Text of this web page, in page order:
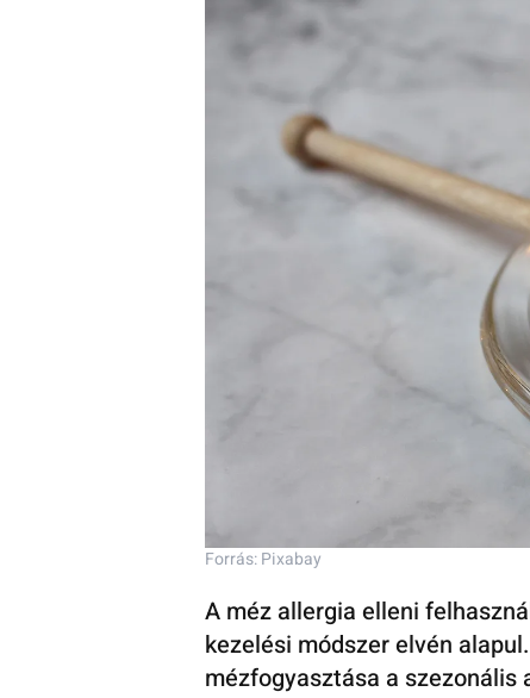
Forrás: Pixabay
A méz allergia elleni
kezelési módszer elvén
mézfogyasztása a szezonális